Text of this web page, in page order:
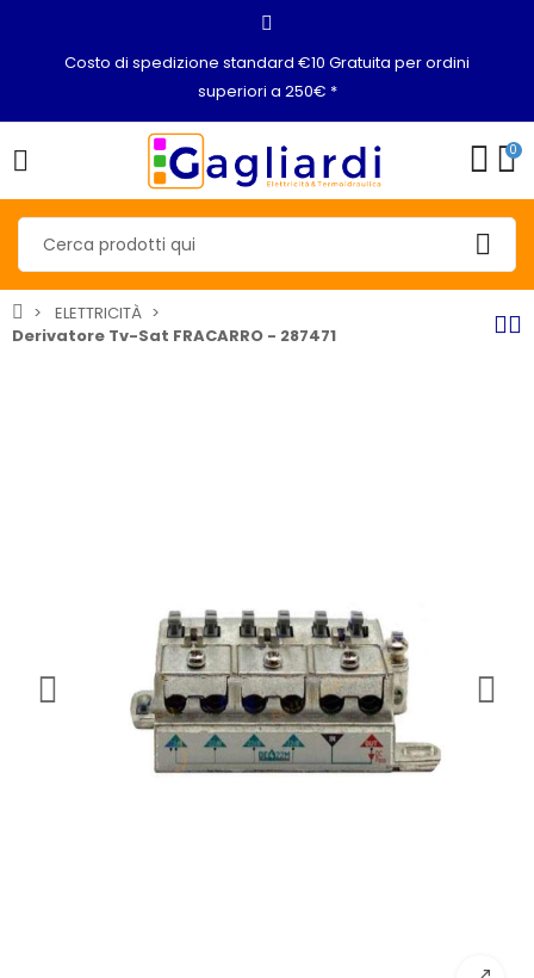
Costo di spedizione standard €10 Gratuita per ordini
superiori a 250€ *
0
ELETTRICITÀ
Derivatore Tv-Sat FRACARRO - 287471